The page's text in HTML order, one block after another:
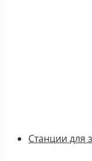
Станции для